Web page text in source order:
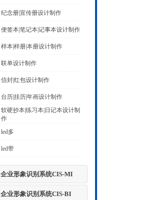
纪念册|宣传册设计制作
便签本|笔记本|记事本设计制作
样本|样册|本册设计制作
联单设计制作
信封|红包设计制作
台历|挂历|年画设计制作
软硬抄本|练习本|日记本设计制
作
led多
led带
企业形象识别系统CIS-MI
企业形象识别系统CIS-BI